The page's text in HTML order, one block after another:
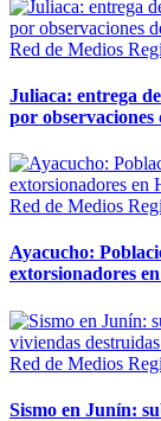
Red de Medios
Juliaca: entrega
por
Red de Medios
Ayacucho:
extorsionadores
Red de Medios
Sismo en Junín: